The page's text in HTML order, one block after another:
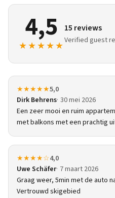
4,5
★★★★★
15 reviews
Verified guest
★★★★★5,0
Dirk Behrens 30 mei 2026
Een zeer mooi en ruim
met balkons met een prachtig
★★★★☆4,0
Uwe Schäfer 7 maart 2026
Graag weer, 5min met de auto
Vertrouwd skigebied